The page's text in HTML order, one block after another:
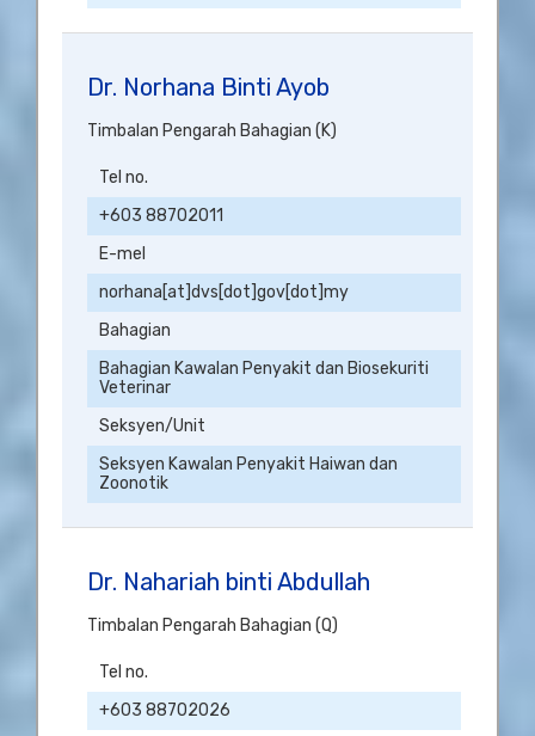
Dr. Norhana Binti Ayob
Timbalan Pengarah Bahagian (K)
Tel no.
+603 88702011
E-mel
norhana[at]dvs[dot]gov[dot]my
Bahagian
Bahagian Kawalan Penyakit dan Biosekuriti
Veterinar
Seksyen/Unit
Seksyen Kawalan Penyakit Haiwan dan
Zoonotik
Dr. Nahariah binti Abdullah
Timbalan Pengarah Bahagian (Q)
Tel no.
+603 88702026